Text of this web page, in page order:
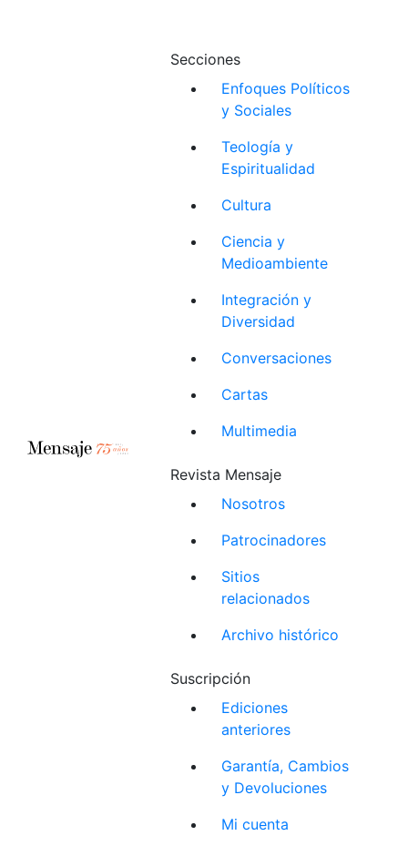
Secciones
Enfoques Políticos
y Sociales
Teología y
Espiritualidad
Cultura
Ciencia y
Medioambiente
Integración y
Diversidad
Conversaciones
Cartas
Multimedia
Revista Mensaje
Nosotros
Patrocinadores
Sitios
relacionados
Archivo histórico
Suscripción
Ediciones
anteriores
Garantía, Cambios
y Devoluciones
Mi cuenta